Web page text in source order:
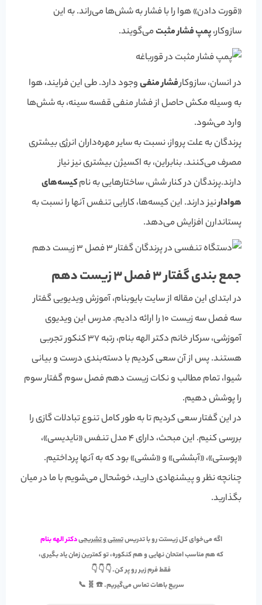
«قورت دادن» هوا را با فشار به شش‌ها می‌راند. به این
سازوکار،پمپ فشار مثبتمی‌گویند.
در انسان، سازوکارفشار منفیوجود دارد. طی این فرایند، هوا
به وسیله مکش حاصل از فشار منفی قفسه سینه، به شش‌ها
وارد می‌شود.
پرندگان به علت پرواز، نسبت به سایر مهره‌داران انرژی بیشتری
مصرف می‌کنند. بنابراین، به اکسیژن بیشتری نیز نیاز
دارند.پرندگان در کنار شش، ساختارهایی به نامکیسه‌های
هوادارنیز دارند. این کیسه‌ها، کارایی تنفس آنها را نسبت به
پستاندارن افزایش می‌دهد.
جمع بندی گفتار 3 فصل 3 زیست دهم
در ابتدای این مقاله از سایت بایوبنام، آموزش ویدیویی گفتار
سه فصل سه زیست 10 را ارائه دادیم. مدرس این ویدیوی
آموزشی، سرکار خانم دکتر الهه بنام، رتبه 37 کنکور تجربی
هستند. پس از آن سعی کردیم با دسته‌بندی درست و بیانی
شیوا، تمام مطالب و نکات زیست دهم فصل سوم گفتار سوم
را پوشش دهیم.
در این گفتار سعی کردیم تا به طور کامل تنوع تبادلات گازی را
بررسی کنیم. این مبحث، دارای 4 مدل تنفس «نایدیسی»،
«پوستی»، «آبششی» و «ششی» بود که به آنها پرداختیم.
چنانچه نظر و پیشنهادی دارید، خوشحال می‌شویم با ما در میان
بگذارید.
اگه می‌خوای کل زیستت رو با تدریستستی و تشریحیدکتر الهه بنام
که هم مناسبامتحان نهاییو همکنکوره، تو کمترین زمان یاد بگیری،
فقط فرم زیر رو پر کن. 👇 👇 👇
سریع باهات تماس می‌گیریم. ☎️ 🧬 📞